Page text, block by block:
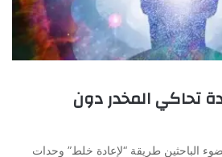
تحاكي المخدر دون
الباحثين طريقة “لإعادة خلط” وحدات